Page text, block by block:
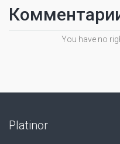
You have no
Platinor